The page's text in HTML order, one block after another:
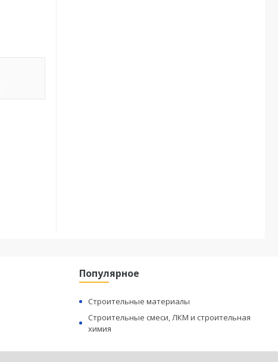
Популярное
Строительные материалы
Строительные смеси, ЛКМ и строительная
химия